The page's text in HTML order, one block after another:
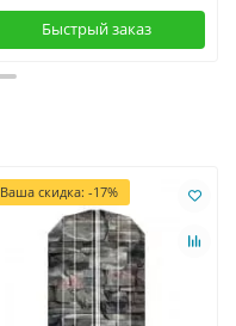
Быстрый заказ
Ваша скидка: -17%